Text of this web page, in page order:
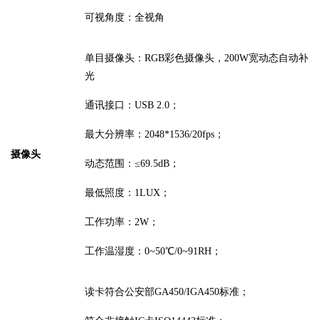
可视角度： 全视角
摄像头
单 目摄像头： RGB彩色摄像头 ， 200W宽动态自动补
光
通讯接口： USB 2.0；
最大分辨率： 2048*1536/20fps；
动态范围： ≤69.5dB；
最低照度： 1LUX；
工作功率： 2W；
工作温湿度： 0~50℃/0~91RH；
读卡符合公安部GA450/IGA450标准；